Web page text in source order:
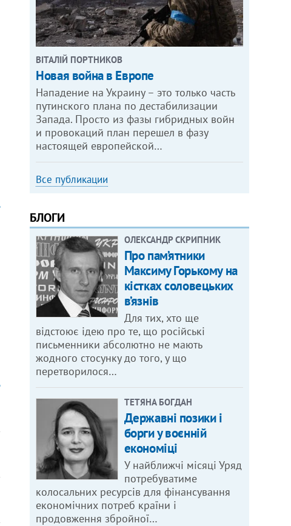
ВІТАЛІЙ ПОРТНИКОВ
Новая война в Европе
Нападение на Украину – это только часть
путинского плана по дестабилизации
Запада. Просто из фазы гибридных войн
и провокаций план перешел в фазу
настоящей европейской…
Все публикации
БЛОГИ
ОЛЕКСАНДР СКРИПНИК
Про пам’ятники
Максиму Горькому на
кістках соловецьких
в’язнів
Для тих, хто ще
відстоює ідею про те, що російські
письменники абсолютно не мають
жодного стосунку до того, у що
перетворилося…
ТЕТЯНА БОГДАН
Державні позики і
борги у воєнній
економіці
У найближчі місяці Уряд
потребуватиме
колосальних ресурсів для фінансування
економічних потреб країни і
продовження збройної…